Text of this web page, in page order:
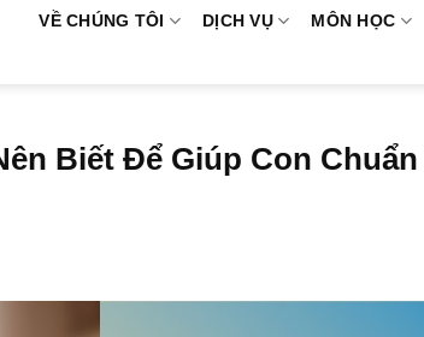
VỀ CHÚNG TÔI DỊCH VỤ MÔN HỌC
Biết Để Giúp Con